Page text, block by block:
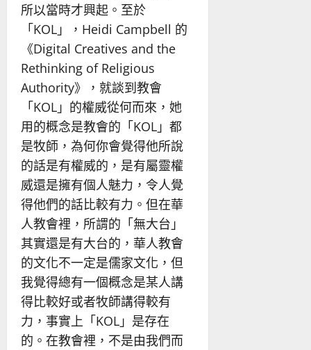
所以當時才興起。至於
「KOL」，Heidi Campbell 的
《Digital Creatives and the
Rethinking of Religious
Authority》，就談到教會
「KOL」的權威從何而來，她
用的概念是教會的「KOL」都
是牧師，為何你會覺得他所說
的話是有權威的，是有屬靈權
威還是擁有個人魅力，令人覺
得他們的話比較有力。但在華
人教會裡，所謂的「無大台」
其實還是有大台的，華人教會
的文化不一定是儒家文化，但
我覺得總有一個概念是某人講
得比較好或者牧師講得較有
力，事實上「KOL」是存在
的。在教會裡，不是由我們而